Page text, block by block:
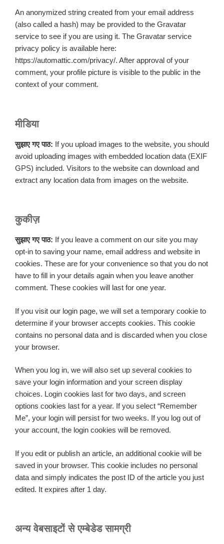
An anonymized string created from your email address
(also called a hash) may be provided to the Gravatar
service to see if you are using it. The Gravatar service
privacy policy is available here:
https://automattic.com/privacy/. After approval of your
comment, your profile picture is visible to the public in the
context of your comment.
मीडिया
सुझाए गए पाठ: If you upload images to the website, you should
avoid uploading images with embedded location data (EXIF
GPS) included. Visitors to the website can download and
extract any location data from images on the website.
कुकीज़
सुझाए गए पाठ: If you leave a comment on our site you may
opt-in to saving your name, email address and website in
cookies. These are for your convenience so that you do not
have to fill in your details again when you leave another
comment. These cookies will last for one year.
If you visit our login page, we will set a temporary cookie to
determine if your browser accepts cookies. This cookie
contains no personal data and is discarded when you close
your browser.
When you log in, we will also set up several cookies to
save your login information and your screen display
choices. Login cookies last for two days, and screen
options cookies last for a year. If you select “Remember
Me”, your login will persist for two weeks. If you log out of
your account, the login cookies will be removed.
If you edit or publish an article, an additional cookie will be
saved in your browser. This cookie includes no personal
data and simply indicates the post ID of the article you just
edited. It expires after 1 day.
अन्य वेबसाइटों से एम्बेडेड सामग्री